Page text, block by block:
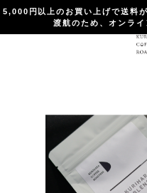
5,000円以上のお買い上げで送料
渡航のため、オンライ